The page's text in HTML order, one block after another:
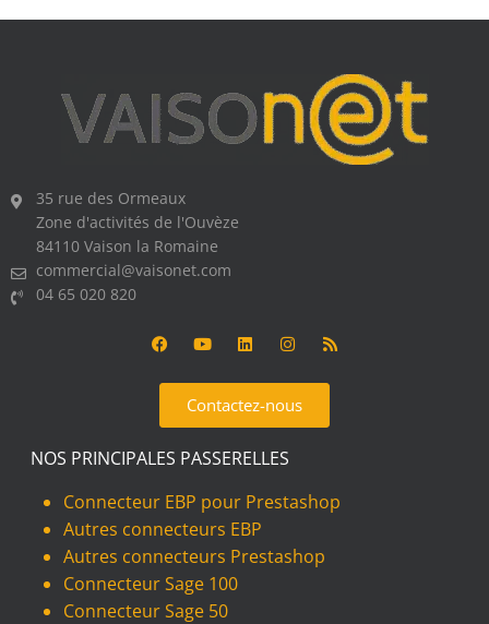
35 rue des Ormeaux
Zone d'activités de l'Ouvèze
84110 Vaison la Romaine
commercial@vaisonet.com
04 65 020 820
Contactez-nous
NOS PRINCIPALES PASSERELLES
Connecteur EBP pour Prestashop
Autres connecteurs EBP
Autres connecteurs Prestashop
Connecteur Sage 100
Connecteur Sage 50